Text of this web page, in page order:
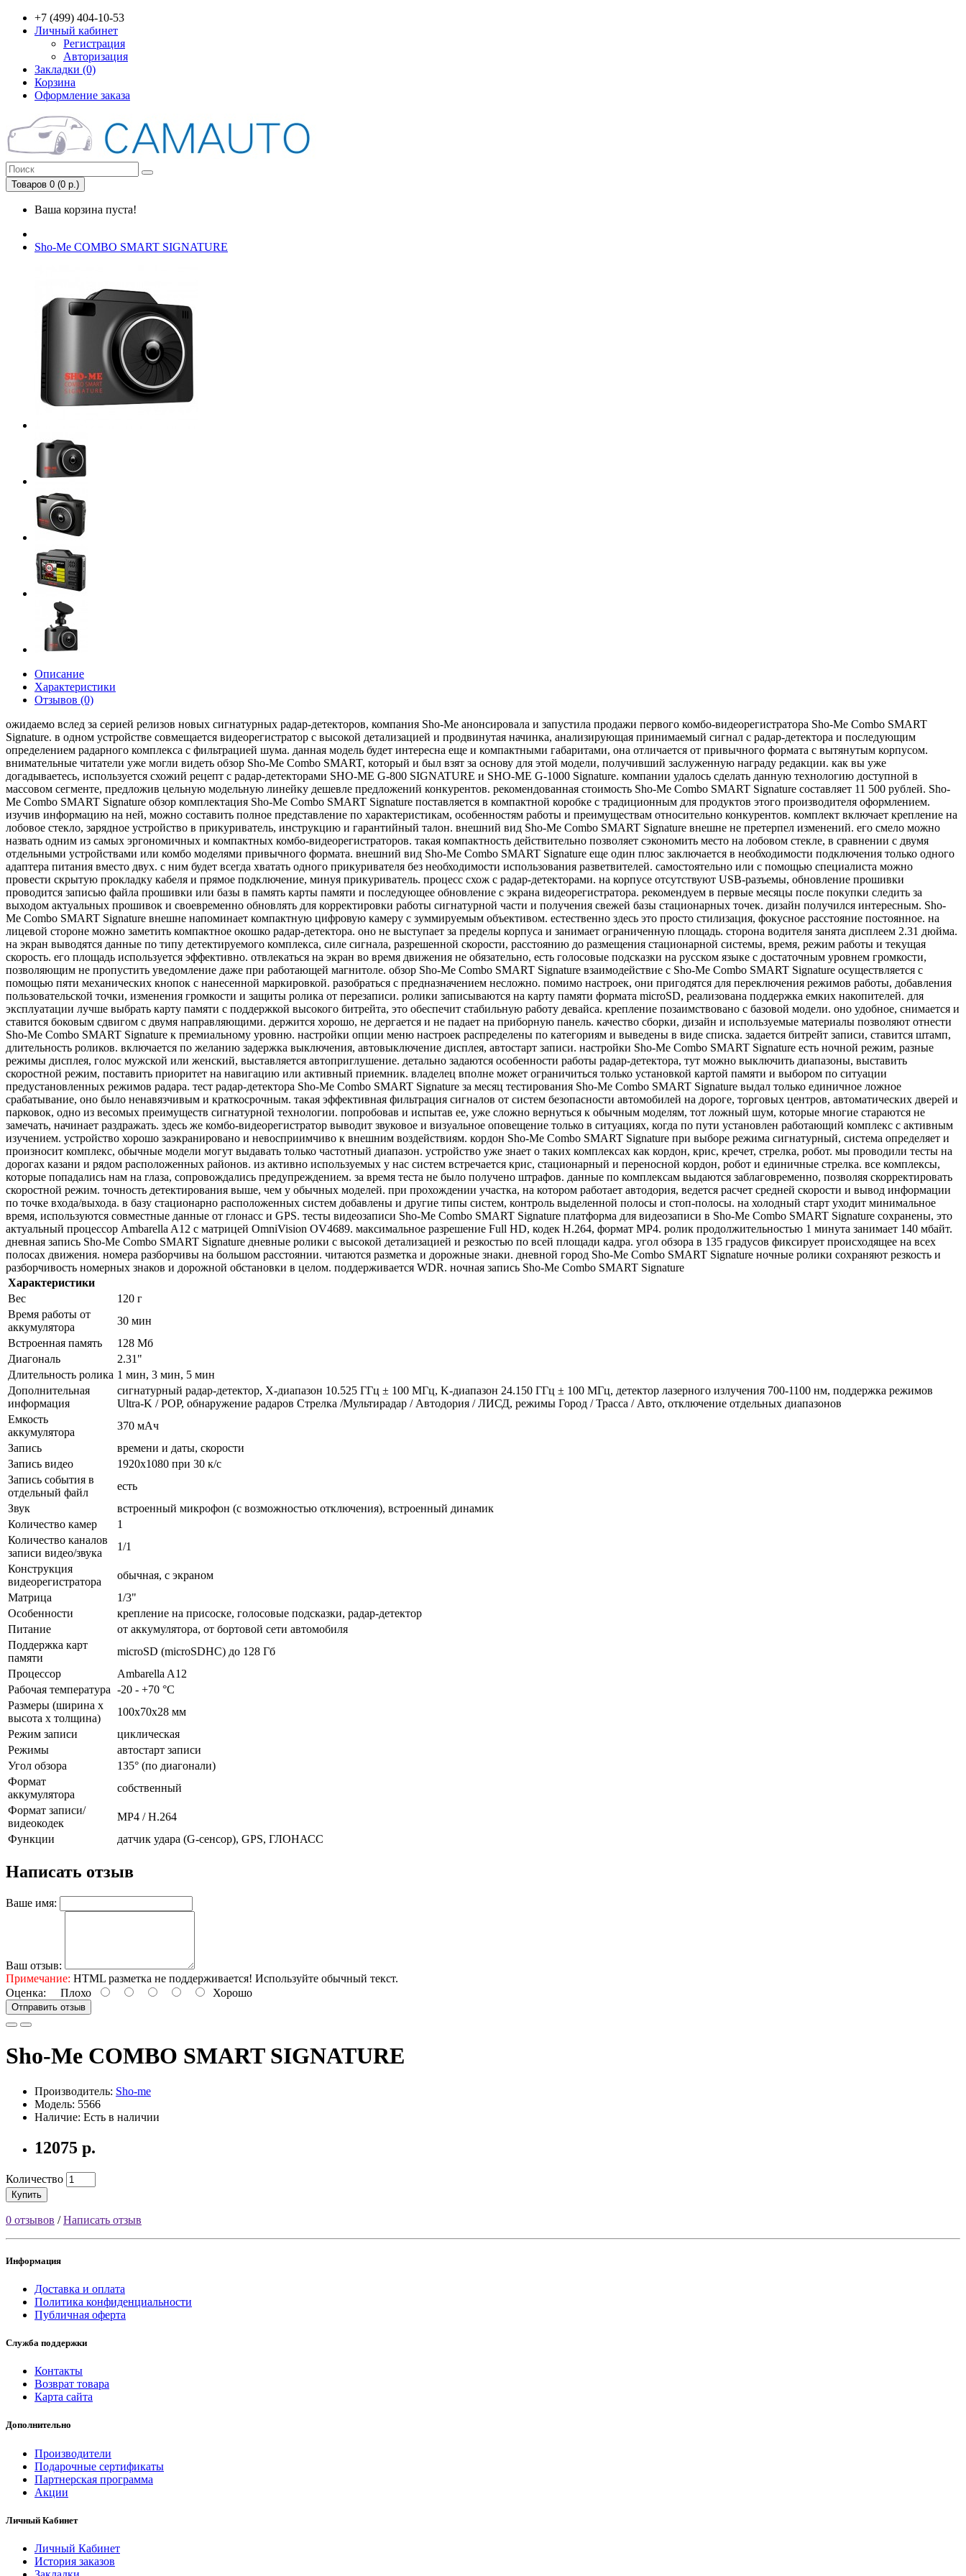
+7 (499) 404-10-53
Личный кабинет
Регистрация
Авторизация
Закладки (0)
Корзина
Оформление заказа
Товаров 0 (0 р.)
Ваша корзина пуста!
Sho-Me COMBO SMART SIGNATURE
Описание
Характеристики
Отзывов (0)
ожидаемо вслед за серией релизов новых сигнатурных радар-детекторов, компания Sho-Me анонсировала и запустила продажи первого комбо-видеорегистратора Sho-Me Combo SMART
Signature. в одном устройстве совмещается видеорегистратор с высокой детализацией и продвинутая начинка, анализирующая принимаемый сигнал с радар-детектора и последующим
определением радарного комплекса с фильтрацией шума. данная модель будет интересна еще и компактными габаритами, она отличается от привычного формата с вытянутым корпусом.
внимательные читатели уже могли видеть обзор Sho-Me Combo SMART, который и был взят за основу для этой модели, получивший заслуженную награду редакции. как вы уже
догадываетесь, используется схожий рецепт с радар-детекторами SHO-ME G-800 SIGNATURE и SHO-ME G-1000 Signature. компании удалось сделать данную технологию доступной в
массовом сегменте, предложив цельную модельную линейку дешевле предложений конкурентов. рекомендованная стоимость Sho-Me Combo SMART Signature составляет 11 500 рублей. Sho-
Me Combo SMART Signature обзор комплектация Sho-Me Combo SMART Signature поставляется в компактной коробке с традиционным для продуктов этого производителя оформлением.
изучив информацию на ней, можно составить полное представление по характеристикам, особенностям работы и преимуществам относительно конкурентов. комплект включает крепление на
лобовое стекло, зарядное устройство в прикуриватель, инструкцию и гарантийный талон. внешний вид Sho-Me Combo SMART Signature внешне не претерпел изменений. его смело можно
назвать одним из самых эргономичных и компактных комбо-видеорегистраторов. такая компактность действительно позволяет сэкономить место на лобовом стекле, в сравнении с двумя
отдельными устройствами или комбо моделями привычного формата. внешний вид Sho-Me Combo SMART Signature еще один плюс заключается в необходимости подключения только одного
адаптера питания вместо двух. с ним будет всегда хватать одного прикуривателя без необходимости использования разветвителей. самостоятельно или с помощью специалиста можно
провести скрытую прокладку кабеля и прямое подключение, минуя прикуриватель. процесс схож с радар-детекторами. на корпусе отсутствуют USB-разъемы, обновление прошивки
проводится записью файла прошивки или базы в память карты памяти и последующее обновление с экрана видеорегистратора. рекомендуем в первые месяцы после покупки следить за
выходом актуальных прошивок и своевременно обновлять для корректировки работы сигнатурной части и получения свежей базы стационарных точек. дизайн получился интересным. Sho-
Me Combo SMART Signature внешне напоминает компактную цифровую камеру с зуммируемым объективом. естественно здесь это просто стилизация, фокусное расстояние постоянное. на
лицевой стороне можно заметить компактное окошко радар-детектора. оно не выступает за пределы корпуса и занимает ограниченную площадь. сторона водителя занята дисплеем 2.31 дюйма.
на экран выводятся данные по типу детектируемого комплекса, силе сигнала, разрешенной скорости, расстоянию до размещения стационарной системы, время, режим работы и текущая
скорость. его площадь используется эффективно. отвлекаться на экран во время движения не обязательно, есть голосовые подсказки на русском языке с достаточным уровнем громкости,
позволяющим не пропустить уведомление даже при работающей магнитоле. обзор Sho-Me Combo SMART Signature взаимодействие с Sho-Me Combo SMART Signature осуществляется с
помощью пяти механических кнопок с нанесенной маркировкой. разобраться с предназначением несложно. помимо настроек, они пригодятся для переключения режимов работы, добавления
пользовательской точки, изменения громкости и защиты ролика от перезаписи. ролики записываются на карту памяти формата microSD, реализована поддержка емких накопителей. для
эксплуатации лучше выбрать карту памяти с поддержкой высокого битрейта, это обеспечит стабильную работу девайса. крепление позаимствовано с базовой модели. оно удобное, снимается и
ставится боковым сдвигом с двумя направляющими. держится хорошо, не дергается и не падает на приборную панель. качество сборки, дизайн и используемые материалы позволяют отнести
Sho-Me Combo SMART Signature к премиальному уровню. настройки опции меню настроек распределены по категориям и выведены в виде списка. задается битрейт записи, ставится штамп,
длительность роликов. включается по желанию задержка выключения, автовыключение дисплея, автостарт записи. настройки Sho-Me Combo SMART Signature есть ночной режим, разные
режимы дисплея, голос мужской или женский, выставляется автоприглушение. детально задаются особенности работы радар-детектора, тут можно выключить диапазоны, выставить
скоростной режим, поставить приоритет на навигацию или активный приемник. владелец вполне может ограничиться только установкой картой памяти и выбором по ситуации
предустановленных режимов радара. тест радар-детектора Sho-Me Combo SMART Signature за месяц тестирования Sho-Me Combo SMART Signature выдал только единичное ложное
срабатывание, оно было ненавязчивым и краткосрочным. такая эффективная фильтрация сигналов от систем безопасности автомобилей на дороге, торговых центров, автоматических дверей и
парковок, одно из весомых преимуществ сигнатурной технологии. попробовав и испытав ее, уже сложно вернуться к обычным моделям, тот ложный шум, которые многие стараются не
замечать, начинает раздражать. здесь же комбо-видеорегистратор выводит звуковое и визуальное оповещение только в ситуациях, когда по пути установлен работающий комплекс с активным
изучением. устройство хорошо заэкранировано и невосприимчиво к внешним воздействиям. кордон Sho-Me Combo SMART Signature при выборе режима сигнатурный, система определяет и
произносит комплекс, обычные модели могут выдавать только частотный диапазон. устройство уже знает о таких комплексах как кордон, крис, кречет, стрелка, робот. мы проводили тесты на
дорогах казани и рядом расположенных районов. из активно используемых у нас систем встречается крис, стационарный и переносной кордон, робот и единичные стрелка. все комплексы,
которые попадались нам на глаза, сопровождались предупреждением. за время теста не было получено штрафов. данные по комплексам выдаются заблаговременно, позволяя скорректировать
скоростной режим. точность детектирования выше, чем у обычных моделей. при прохождении участка, на котором работает автодория, ведется расчет средней скорости и вывод информации
по точке входа/выхода. в базу стационарно расположенных систем добавлены и другие типы систем, контроль выделенной полосы и стоп-полосы. на холодный старт уходит минимальное
время, используются совместные данные от глонасс и GPS. тесты видеозаписи Sho-Me Combo SMART Signature платформа для видеозаписи в Sho-Me Combo SMART Signature сохранены, это
актуальный процессор Ambarella A12 с матрицей OmniVision OV4689. максимальное разрешение Full HD, кодек H.264, формат MP4. ролик продолжительностью 1 минута занимает 140 мбайт.
дневная запись Sho-Me Combo SMART Signature дневные ролики с высокой детализацией и резкостью по всей площади кадра. угол обзора в 135 градусов фиксирует происходящее на всех
полосах движения. номера разборчивы на большом расстоянии. читаются разметка и дорожные знаки. дневной город Sho-Me Combo SMART Signature ночные ролики сохраняют резкость и
разборчивость номерных знаков и дорожной обстановки в целом. поддерживается WDR. ночная запись Sho-Me Combo SMART Signature
Характеристики
Вес
120 г
Время работы от
аккумулятора
30 мин
Встроенная память
128 Мб
Диагональ
2.31"
Длительность ролика 1 мин, 3 мин, 5 мин
Дополнительная
информация
сигнатурный радар-детектор, Х-диапазон 10.525 ГГц ± 100 МГц, K-диапазон 24.150 ГГц ± 100 МГц, детектор лазерного излучения 700-1100 нм, поддержка режимов
Ultra-K / POP, обнаружение радаров Стрелка /Мультирадар / Автодория / ЛИСД, режимы Город / Трасса / Авто, отключение отдельных диапазонов
Емкость
аккумулятора
370 мАч
Запись
времени и даты, скорости
Запись видео
1920x1080 при 30 к/с
Запись события в
отдельный файл
есть
Звук
встроенный микрофон (с возможностью отключения), встроенный динамик
Количество камер
1
Количество каналов
записи видео/звука
1/1
Конструкция
видеорегистратора
обычная, с экраном
Матрица
1/3"
Особенности
крепление на присоске, голосовые подсказки, радар-детектор
Питание
от аккумулятора, от бортовой сети автомобиля
Поддержка карт
памяти
microSD (microSDHC) до 128 Гб
Процессор
Ambarella A12
Рабочая температура -20 - +70 °C
Размеры (ширина x
высота x толщина)
100x70x28 мм
Режим записи
циклическая
Режимы
автостарт записи
Угол обзора
135° (по диагонали)
Формат
аккумулятора
собственный
Формат записи/
видеокодек
MP4 / H.264
Функции
датчик удара (G-сенсор), GPS, ГЛОНАСС
Написать отзыв
Ваше имя:
Ваш отзыв:
Примечание: HTML разметка не поддерживается! Используйте обычный текст.
Оценка: Плохо Хорошо
Отправить отзыв
Sho-Me COMBO SMART SIGNATURE
Производитель: Sho-me
Модель: 5566
Наличие: Есть в наличии
12075 р.
Количество
Купить
0 отзывов /Написать отзыв
Информация
Доставка и оплата
Политика конфиденциальности
Публичная оферта
Служба поддержки
Контакты
Возврат товара
Карта сайта
Дополнительно
Производители
Подарочные сертификаты
Партнерская программа
Акции
Личный Кабинет
Личный Кабинет
История заказов